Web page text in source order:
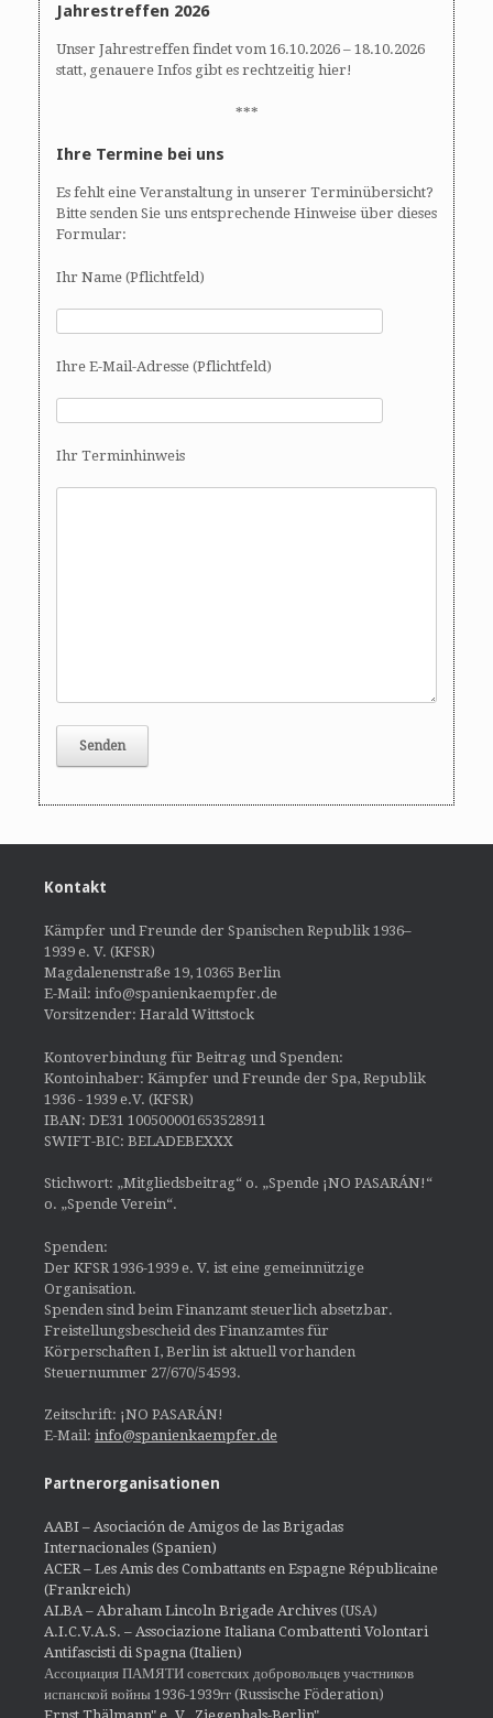
Jahrestreffen 2026
Unser Jahrestreffen findet vom 16.10.2026 – 18.10.2026
statt, genauere Infos gibt es rechtzeitig hier!
***
Ihre Termine bei uns
Es fehlt eine Veranstaltung in unserer Terminübersicht?
Bitte senden Sie uns entsprechende Hinweise über dieses
Formular:
Ihr Name (Pflichtfeld)
Ihre E-Mail-Adresse (Pflichtfeld)
Ihr Terminhinweis
Kontakt
Kämpfer und Freunde der Spanischen Republik 1936–
1939 e. V. (KFSR)
Magdalenenstraße 19, 10365 Berlin
E-Mail: info@spanienkaempfer.de
Vorsitzender: Harald Wittstock
Kontoverbindung für Beitrag und Spenden:
Kontoinhaber: Kämpfer und Freunde der Spa, Republik
1936 - 1939 e.V. (KFSR)
IBAN: DE31 100500001653528911
SWIFT-BIC: BELADEBEXXX
Stichwort: „Mitgliedsbeitrag“ o. „Spende ¡NO PASARÁN!“
o. „Spende Verein“.
Spenden:
Der KFSR 1936-1939 e. V. ist eine gemeinnützige
Organisation.
Spenden sind beim Finanzamt steuerlich absetzbar.
Freistellungsbescheid des Finanzamtes für
Körperschaften I, Berlin ist aktuell vorhanden
Steuernummer 27/670/54593.
Zeitschrift: ¡NO PASARÁN!
E-Mail: info@spanienkaempfer.de
Partnerorganisationen
AABI – Asociación de Amigos de las Brigadas
Internacionales (Spanien)
ACER – Les Amis des Combattants en Espagne Républicaine
(Frankreich)
ALBA – Abraham Lincoln Brigade Archives (USA)
A.I.C.V.A.S. – Associazione Italiana Combattenti Volontari
Antifascisti di Spagna (Italien)
Ассоциация ПАМЯТИ советских добровольцев участников
испанской войны 1936-1939гг (Russische Föderation)